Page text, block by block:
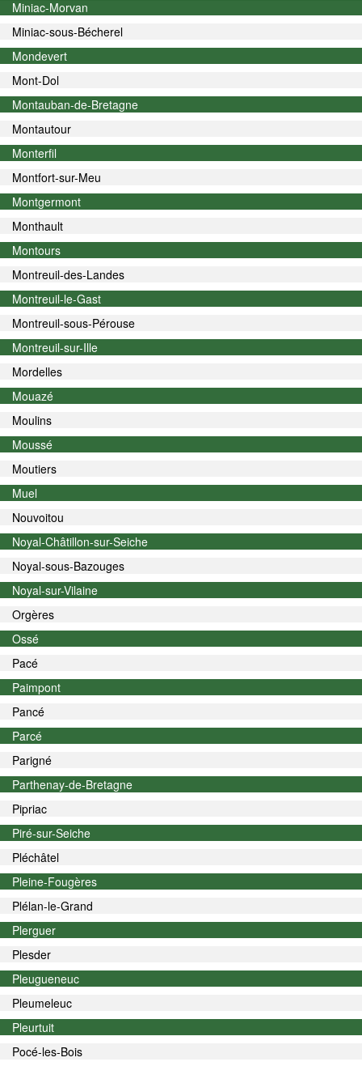
Miniac-Morvan
Miniac-sous-Bécherel
Mondevert
Mont-Dol
Montauban-de-Bretagne
Montautour
Monterfil
Montfort-sur-Meu
Montgermont
Monthault
Montours
Montreuil-des-Landes
Montreuil-le-Gast
Montreuil-sous-Pérouse
Montreuil-sur-Ille
Mordelles
Mouazé
Moulins
Moussé
Moutiers
Muel
Nouvoitou
Noyal-Châtillon-sur-Seiche
Noyal-sous-Bazouges
Noyal-sur-Vilaine
Orgères
Ossé
Pacé
Paimpont
Pancé
Parcé
Parigné
Parthenay-de-Bretagne
Pipriac
Piré-sur-Seiche
Pléchâtel
Pleine-Fougères
Plélan-le-Grand
Plerguer
Plesder
Pleugueneuc
Pleumeleuc
Pleurtuit
Pocé-les-Bois